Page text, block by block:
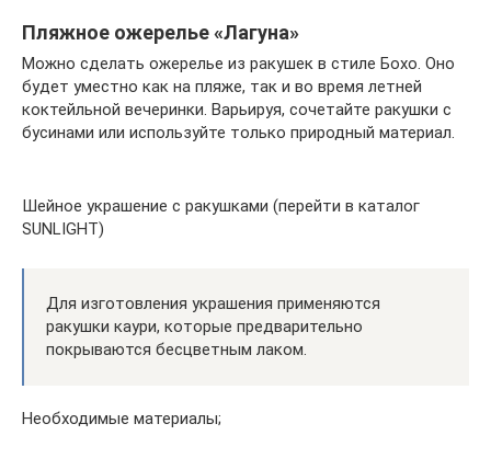
Пляжное ожерелье «Лагуна»
Можно сделать ожерелье из ракушек в стиле Бохо. Оно
будет уместно как на пляже, так и во время летней
коктейльной вечеринки. Варьируя, сочетайте ракушки с
бусинами или используйте только природный материал.
Шейное украшение с ракушками (перейти в каталог
SUNLIGHT)
Для изготовления украшения применяются
ракушки каури, которые предварительно
покрываются бесцветным лаком.
Необходимые материалы;